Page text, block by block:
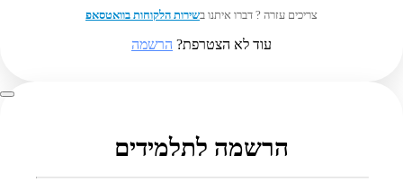
צריכים עזרה ? דברו איתנו בשירות הלקוחות בוואטסאפ
עוד לא הצטרפת? הרשמה
הרשמה לתלמידים